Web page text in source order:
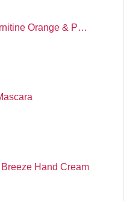
Orange & P…
Hand Cream